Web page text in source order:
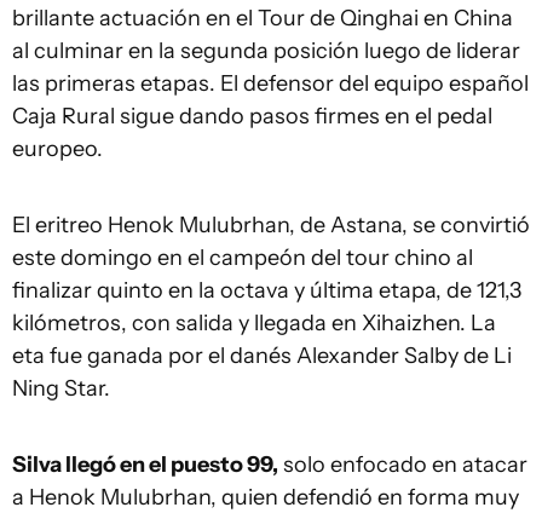
brillante actuación en el Tour de Qinghai en China
al culminar en la segunda posición luego de liderar
las primeras etapas. El defensor del equipo español
Caja Rural sigue dando pasos firmes en el pedal
europeo.
El eritreo Henok Mulubrhan, de Astana, se convirtió
este domingo en el campeón del tour chino al
finalizar quinto en la octava y última etapa, de 121,3
kilómetros, con salida y llegada en Xihaizhen. La
eta fue ganada por el danés Alexander Salby de Li
Ning Star.
Silva llegó en el puesto 99, solo enfocado en atacar
a Henok Mulubrhan, quien defendió en forma muy